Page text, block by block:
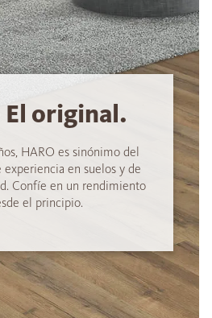
El original.
HARO es sinónimo del
en suelos y de
Confíe en un rendimiento
el principio.